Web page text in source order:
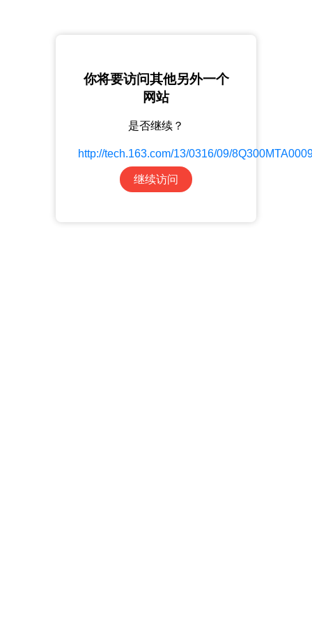
你将要访问其他另外一个
网站
是否继续？
http://tech.163.com/13/0316/09/
继续访问